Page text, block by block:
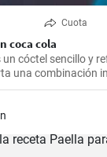
Cuota
coca cola
un cóctel sencillo y
una combinación
para quienes
Cola, esta